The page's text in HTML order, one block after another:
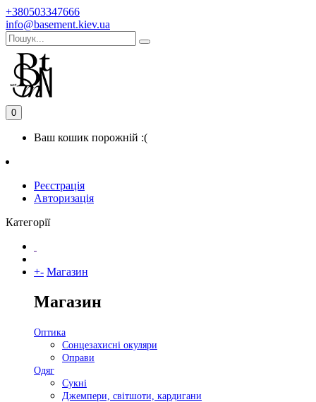
+380503347666
info@basement.kiev.ua
0
Ваш кошик порожній :(
Реєстрація
Авторизація
Категорії
+- Магазин
Магазин
Оптика
Сонцезахисні окуляри
Оправи
Одяг
Сукні
Джемпери, світшоти, кардигани